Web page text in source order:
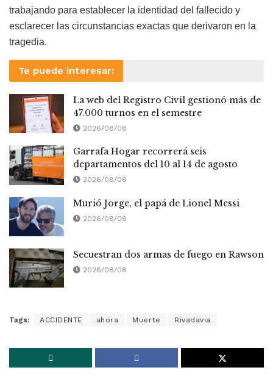
trabajando para establecer la identidad del fallecido y
esclarecer las circunstancias exactas que derivaron en la
tragedia.
Te puede interesar:
La web del Registro Civil gestionó más de
47.000 turnos en el semestre
2026/08/08
Garrafa Hogar recorrerá seis
departamentos del 10 al 14 de agosto
2026/08/08
Murió Jorge, el papá de Lionel Messi
2026/08/08
Secuestran dos armas de fuego en Rawson
2026/08/08
Tags: ACCIDENTE ahora Muerte Rivadavia